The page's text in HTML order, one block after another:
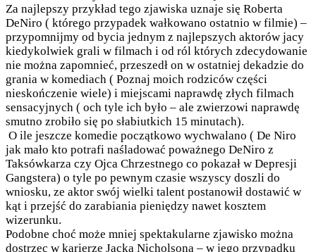
Za najlepszy przykład tego zjawiska uznaje się Roberta
DeNiro ( którego przypadek wałkowano ostatnio w filmie) –
przypomnijmy od bycia jednym z najlepszych aktorów jacy
kiedykolwiek grali w filmach i od ról których zdecydowanie
nie można zapomnieć, przeszedł on w ostatniej dekadzie do
grania w komediach ( Poznaj moich rodziców części
nieskończenie wiele) i miejscami naprawdę złych filmach
sensacyjnych ( och tyle ich było – ale zwierzowi naprawdę
smutno zrobiło się po słabiutkich 15 minutach).
O ile jeszcze komedie początkowo wychwalano ( De Niro
jak mało kto potrafi naśladować poważnego DeNiro z
Taksówkarza czy Ojca Chrzestnego co pokazał w Depresji
Gangstera) o tyle po pewnym czasie wszyscy doszli do
wniosku, ze aktor swój wielki talent postanowił dostawić w
kąt i przejść do zarabiania pieniędzy nawet kosztem
wizerunku.
Podobne choć może mniej spektakularne zjawisko można
dostrzec w karierze Jacka Nicholsona – w jego przypadku